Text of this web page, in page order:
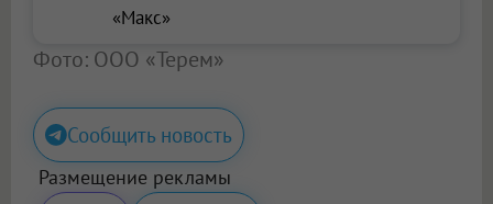
«Макс»
Фото: ООО «Терем»
Сообщить новость
Размещение рекламы